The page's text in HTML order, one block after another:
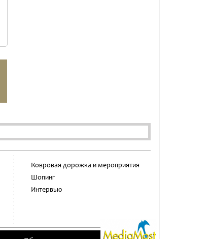
Ковровая дорожка и мероприятия
Шопинг
Интервью